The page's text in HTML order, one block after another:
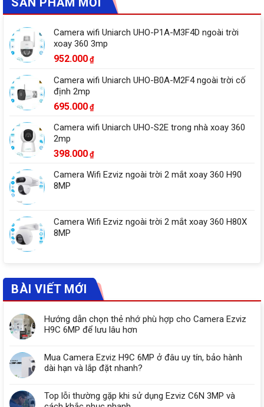
Camera wifi Uniarch UHO-P1A-M3F4D ngoài trời
xoay 360 3mp
952.000 ₫
Camera wifi Uniarch UHO-B0A-M2F4 ngoài trời cố
định 2mp
695.000 ₫
Camera wifi Uniarch UHO-S2E trong nhà xoay 360
2mp
398.000 ₫
Camera Wifi Ezviz ngoài trời 2 mắt xoay 360 H90
8MP
Camera Wifi Ezviz ngoài trời 2 mắt xoay 360 H80X
8MP
BÀI VIẾT MỚI
Hướng dẫn chọn thẻ nhớ phù hợp cho Camera Ezviz
H9C 6MP để lưu lâu hơn
Mua Camera Ezviz H9C 6MP ở đâu uy tín, bảo hành
dài hạn và lắp đặt nhanh?
Top lỗi thường gặp khi sử dụng Ezviz C6N 3MP và